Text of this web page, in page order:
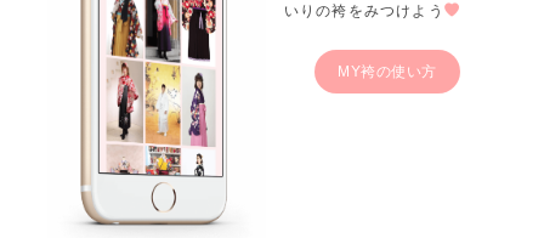
いりの袴をみつけよう
MY袴の使い方